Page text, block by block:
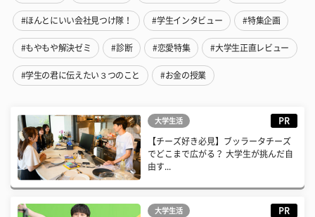
#ほんとにいい会社見つけ隊！ #学生インタビュー #特集企画
#もやもや解決ゼミ #診断 #恋愛特集 #大学生正直レビュー
#学生の君に伝えたい３つのこと #お金の授業
大学生活 PR
【チーズ好き必見】ブッラータチーズ
でどこまで広がる？ 大学生が挑んだ自
由す...
大学生活 PR